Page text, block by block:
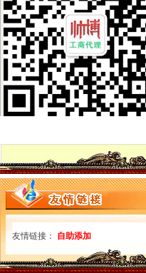
举报_众胤奈_新浪博客
武汉装饰办在哪儿_武汉装饰办在
健帆生物：国浩律师（深圳）事
甘谷县商务局2017年电子商务
刊登热线：（报社）24小时
代办注册变更年检注销,出具相关
*ST昌鱼（）公告正文_财经_凤
通宝能源：发行股份购买资产暨
安徽省人民网——中央第四环境
重庆钢铁：重大资产购买并募集
万事通(组图)_网易新闻
一照一码工商税务数据项比对需
兰新铁路第二双线（甘青段）工
重庆师范大学嵌入式系统开发实
重庆师范大学窗帘邀请招标公告-
重庆钢铁股份有限公司详式权益
新！赣州市章贡区小学学区划分
友情链接： 自助添加